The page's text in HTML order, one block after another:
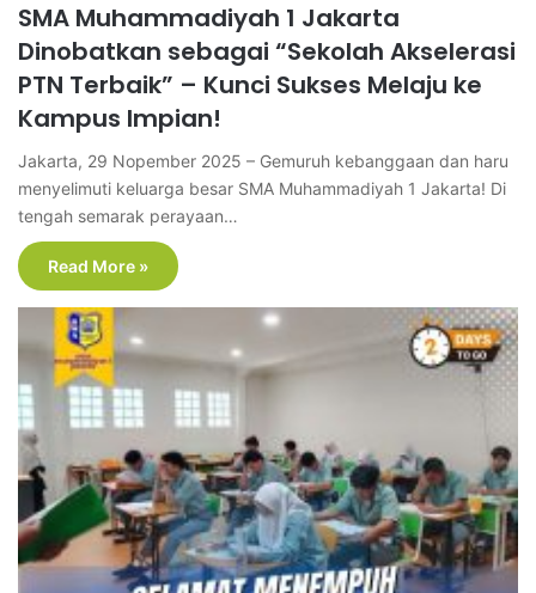
SMA Muhammadiyah 1 Jakarta
Dinobatkan sebagai “Sekolah Akselerasi
PTN Terbaik” – Kunci Sukses Melaju ke
Kampus Impian!
Jakarta, 29 Nopember 2025 – Gemuruh kebanggaan dan haru
menyelimuti keluarga besar SMA Muhammadiyah 1 Jakarta! Di
tengah semarak perayaan…
Read More »